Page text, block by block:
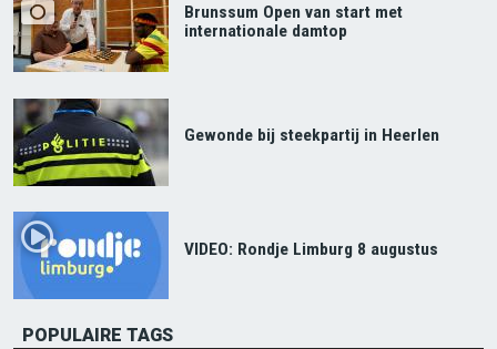
Brunssum Open van start met
internationale damtop
Gewonde bij steekpartij in Heerlen
VIDEO: Rondje Limburg 8 augustus
POPULAIRE TAGS